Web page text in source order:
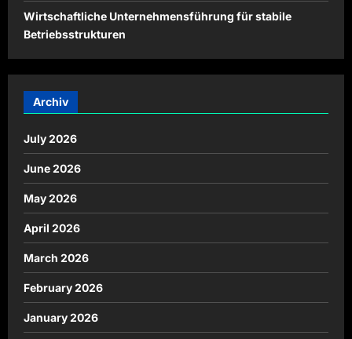
Wirtschaftliche Unternehmensführung für stabile
Betriebsstrukturen
Archiv
July 2026
June 2026
May 2026
April 2026
March 2026
February 2026
January 2026